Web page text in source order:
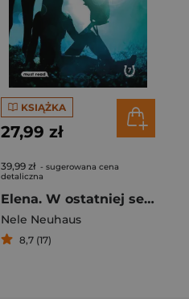
KSIĄŻKA
27,99 zł
39,99 zł - sugerowana cena
detaliczna
Elena. W ostatniej sekundzie
Nele Neuhaus
8,7 (17)